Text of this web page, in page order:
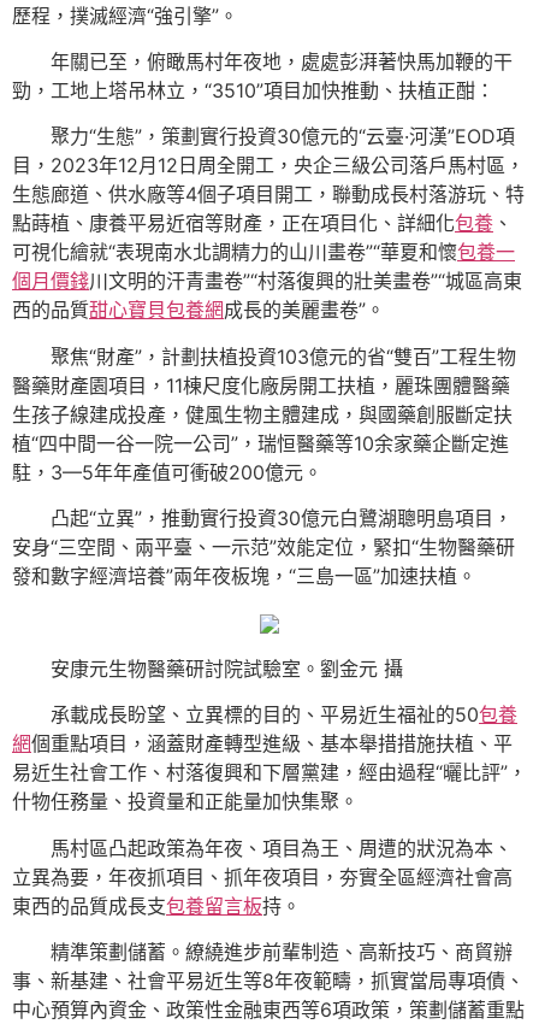
歷程，撲滅經濟“強引擎”。
年關已至，俯瞰馬村年夜地，處處彭湃著快馬加鞭的干
勁，工地上塔吊林立，“3510”項目加快推動、扶植正酣：
聚力“生態”，策劃實行投資30億元的“云臺·河漢”EOD項
目，2023年12月12日周全開工，央企三級公司落戶馬村區，
生態廊道、供水廠等4個子項目開工，聯動成長村落游玩、特
點蒔植、康養平易近宿等財產，正在項目化、詳細化包養 、
可視化繪就“表現南水北調精力的山川畫卷”“華夏和懷包養一
個月價錢川文明的汗青畫卷”“村落復興的壯美畫卷”“城區高東
西的品質甜心寶貝包養網成長的美麗畫卷”。
聚焦“財產”，計劃扶植投資103億元的省“雙百”工程生物
醫藥財產園項目，11棟尺度化廠房開工扶植，麗珠團體醫藥
生孩子線建成投產，健風生物主體建成，與國藥創服斷定扶
植“四中間一谷一院一公司”，瑞恒醫藥等10余家藥企斷定進
駐，3—5年年產值可衝破200億元。
凸起“立異”，推動實行投資30億元白鷺湖聰明島項目，
安身“三空間、兩平臺、一示范”效能定位，緊扣“生物醫藥研
發和數字經濟培養”兩年夜板塊，“三島一區”加速扶植。
安康元生物醫藥研討院試驗室。劉金元 攝
承載成長盼望、立異標的目的、平易近生福祉的50包養
網個重點項目，涵蓋財產轉型進級、基本舉措措施扶植、平
易近生社會工作、村落復興和下層黨建，經由過程“曬比評”，
什物任務量、投資量和正能量加快集聚。
馬村區凸起政策為年夜、項目為王、周遭的狀況為本、
立異為要，年夜抓項目、抓年夜項目，夯實全區經濟社會高
東西的品質成長支包養留言板持。
精準策劃儲蓄。繚繞進步前輩制造、高新技巧、商貿辦
事、新基建、社會平易近生等8年夜範疇，抓實當局專項債、
中心預算內資金、政策性金融東西等6項政策，策劃儲蓄重點